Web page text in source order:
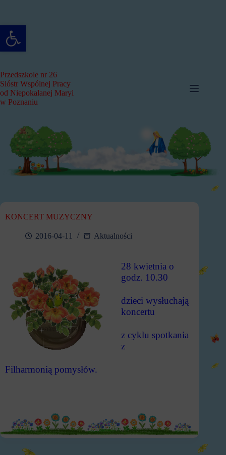
Otwórz pasek narzędzi
Przedszkole nr 26
Sióstr Wspólnej Pracy
od Niepokalanej Maryi
w Poznaniu
KONCERT MUZYCZNY
2016-04-11 Aktualności
28 kwietnia o
godz. 10.30
dzieci wysłuchają
koncertu
z cyklu spotkania
z
Filharmonią pomysłów.